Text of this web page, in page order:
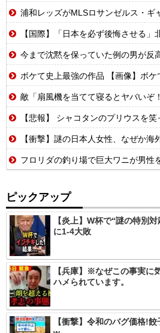
浦和レッズがMLSロサンゼルス・ギャラクシーのDF山根視
【国際】「日本を必ず後悔させる」北朝鮮金総書記の妹・金与正氏 海自の
今まで沈黙を保っていた例の男が反高市活動を再開した模様、
ボケて史上最強の作品 【画像】ボケて史上最強の作
敵「扇風機を当てて寝るとヤバいぞ！」 ワイ「
【悲報】 シャコタンのプリウスを
【衝撃】謎の日本人女性、なぜか海外
フロリダの釣り場で巨大ワニが男性を
ピックアップ
【炎上】W杯で“謎の特別
に1-4大敗
【兵庫】※なぜこの事実に
ハメられています。
【衝撃】令和のバグ価格!